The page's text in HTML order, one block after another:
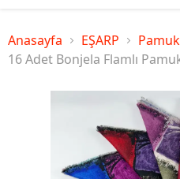
Anasayfa EŞARP
16 Adet Bonjela Flamlı